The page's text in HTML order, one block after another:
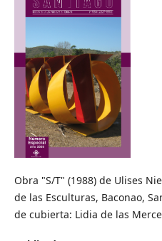
Obra "S/T" (1988) de Ulises
de las Esculturas, Baconao,
de cubierta: Lidia de las